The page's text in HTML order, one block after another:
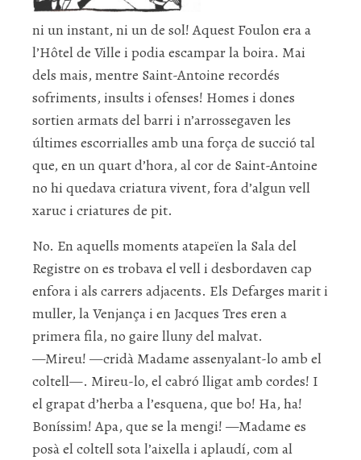
ni un instant, ni un de sol! Aquest Foulon era a
l’Hôtel de Ville i podia escampar la boira. Mai
dels mais, mentre Saint-Antoine recordés
sofriments, insults i ofenses! Homes i dones
sortien armats del barri i n’arrossegaven les
últimes escorrialles amb una força de succió tal
que, en un quart d’hora, al cor de Saint-Antoine
no hi quedava criatura vivent, fora d’algun vell
xaruc i criatures de pit.
No. En aquells moments atapeïen la Sala del
Registre on es trobava el vell i desbordaven cap
enfora i als carrers adjacents. Els Defarges marit i
muller, la Venjança i en Jacques Tres eren a
primera fila, no gaire lluny del malvat.
—Mireu! —cridà Madame assenyalant-lo amb el
coltell—. Mireu-lo, el cabró lligat amb cordes! I
el grapat d’herba a l’esquena, que bo! Ha, ha!
Boníssim! Apa, que se la mengi! —Madame es
posà el coltell sota l’aixella i aplaudí, com al